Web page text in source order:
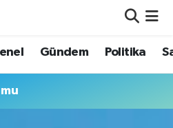
Gündem Politika